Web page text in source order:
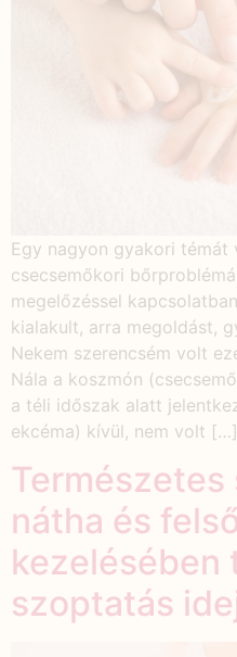
Egy nagyon gyakori témát
csecsemőkori
megelőzéssel
kialakult, arra megoldást,
Nekem szerencsém volt
Nála a koszmón
a téli időszak alatt
ekcéma) kívül, nem volt […]
Természetes
nátha és
kezelésében
szoptatás